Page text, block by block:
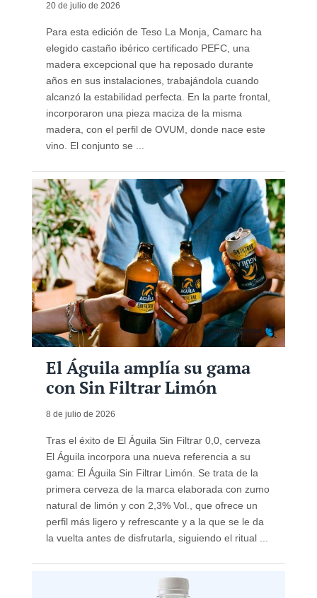
20 de julio de 2026
Para esta edición de Teso La Monja, Camarc ha
elegido castaño ibérico certificado PEFC, una
madera excepcional que ha reposado durante
años en sus instalaciones, trabajándola cuando
alcanzó la estabilidad perfecta. En la parte frontal,
incorporaron una pieza maciza de la misma
madera, con el perfil de OVUM, donde nace este
vino. El conjunto se ...
El Águila amplía su gama
con Sin Filtrar Limón
8 de julio de 2026
Tras el éxito de El Águila Sin Filtrar 0,0, cerveza
El Águila incorpora una nueva referencia a su
gama: El Águila Sin Filtrar Limón. Se trata de la
primera cerveza de la marca elaborada con zumo
natural de limón y con 2,3% Vol., que ofrece un
perfil más ligero y refrescante y a la que se le da
la vuelta antes de disfrutarla, siguiendo el ritual ...